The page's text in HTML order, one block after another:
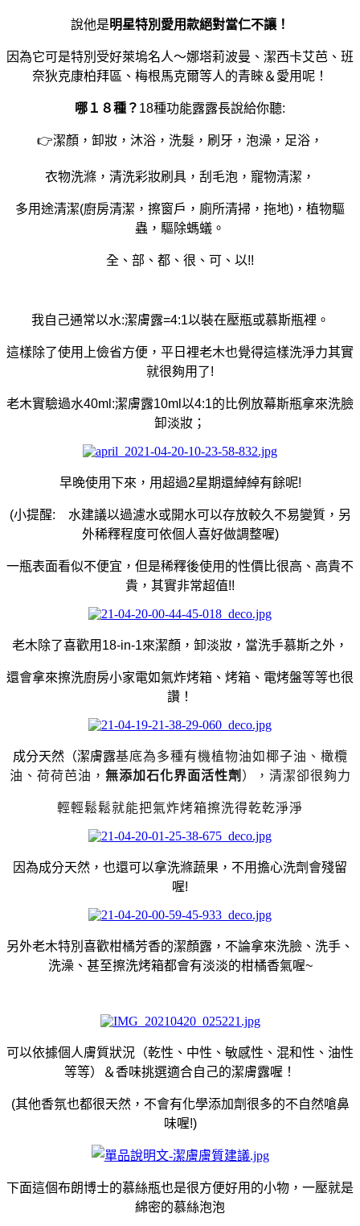
說他是明星特別愛用款絕對當仁不讓！
因為它可是特別受好萊塢名人～娜塔莉波曼、潔西卡艾芭、班
奈狄克康柏拜區、梅根馬克爾等人的青睞＆愛用呢！
哪１８種？ 18種功能露露長說給你聽:
👉潔顏，卸妝，沐浴，洗髮，刷牙，泡澡，足浴，
衣物洗滌，清洗彩妝刷具，刮毛泡， 寵物清潔，
多用途清潔(廚房清潔，擦窗戶，廁所清掃，拖地)，植物驅
蟲，驅除螞蟻。
全、部、都、很、可、以!!
我自己通常以水:潔膚露=4:1以裝在壓瓶或慕斯瓶裡。
這樣除了使用上儉省方便，平日裡老木也覺得這樣洗淨力其實
就很夠用了!
老木實驗過水40ml:潔膚露10ml以4:1的比例放幕斯瓶拿來洗臉
卸淡妝；
早晚使用下來，用超過2星期還綽綽有餘呢!
(小提醒: 水建議以過濾水或開水可以存放較久不易變質，另
外稀釋程度可依個人喜好做調整喔)
一瓶表面看似不便宜，但是稀釋後使用的性價比很高、高貴不
貴，其實非常超值!!
老木除了喜歡用18-in-1來潔顏，卸淡妝，當洗手慕斯之外，
還會拿來擦洗廚房小家電如氣炸烤箱、烤箱、電烤盤等等也很
讚！
成分天然（潔膚露基底為多種有機植物油如椰子油、橄欖
油、荷荷芭油， 無添加石化界面活性劑 ），清潔卻很夠力
輕輕鬆鬆就能把氣炸烤箱擦洗得乾乾淨淨
因為成分天然，也還可以拿洗滌蔬果，不用擔心洗劑會殘留
喔!
另外老木特別喜歡柑橘芳香的潔顏露，不論拿來洗臉、洗手、
洗澡、甚至擦洗烤箱都會有淡淡的柑橘香氣喔~
可以依據個人膚質狀況（乾性、中性、敏感性、混和性、油性
等等）＆香味挑選適合自己的潔膚露喔！
(其他香氛也都很天然，不會有化學添加劑很多的不自然嗆鼻
味喔!)
下面這個布朗博士的慕絲瓶也是很方便好用的小物，一壓就是
綿密的慕絲泡泡